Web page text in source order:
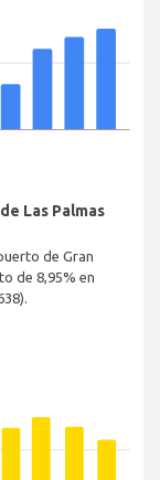
Las Palmas
de Gran
de 8,95% en